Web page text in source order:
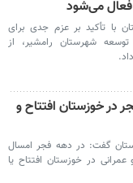
فعال می‌شود
با تأکید بر عزم جدی برای
شهرستان رامشیر، از
فجر در خوزستان افتتاح و
گفت: در دهه فجر امسال
و عمرانی در خوزستان افتتاح یا